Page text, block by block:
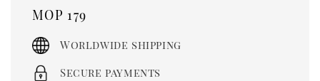
Regular
price
MOP 179
Worldwide shipping
Secure payments